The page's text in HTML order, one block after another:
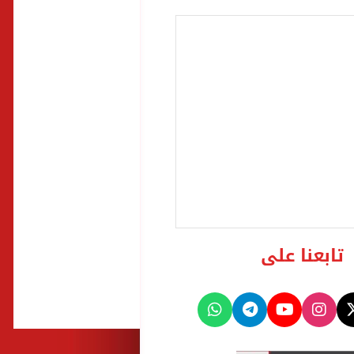
تابعنا على